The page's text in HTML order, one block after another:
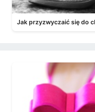
Jak przyzwyczaić się do